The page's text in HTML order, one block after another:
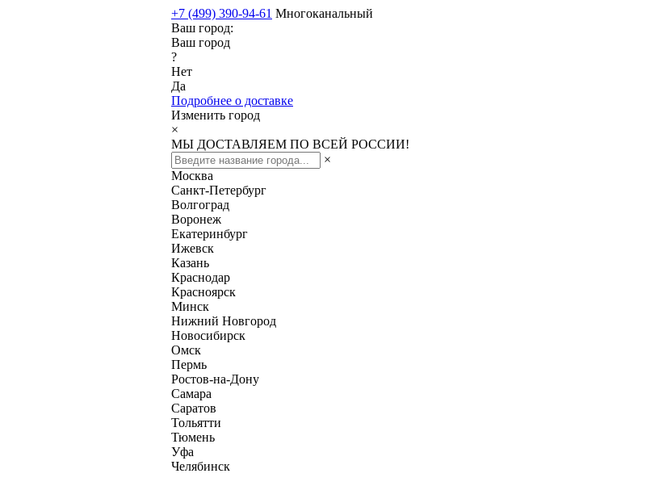
+7 (499) 390-94-61 Многоканальный
Ваш город:
Ваш город
?
Нет
Да
Подробнее о доставке
Изменить город
×
МЫ ДОСТАВЛЯЕМ ПО ВСЕЙ РОССИИ!
×
Москва
Санкт-Петербург
Волгоград
Воронеж
Екатеринбург
Ижевск
Казань
Краснодар
Красноярск
Минск
Нижний Новгород
Новосибирск
Омск
Пермь
Ростов-на-Дону
Самара
Саратов
Тольятти
Тюмень
Уфа
Челябинск